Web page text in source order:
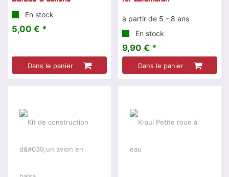
En stock
5,00 € *
Dans le panier
à partir de 5 - 8 ans
En stock
9,90 € *
Dans le panier